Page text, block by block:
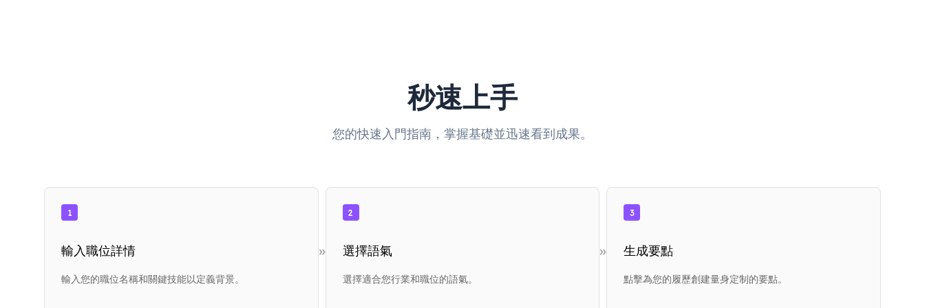
秒速上手
您的快速入門指南，掌握基礎並迅速看到成果。
1
輸入職位詳情
輸入您的職位名稱和關鍵技能以定義背景。
»
2
選擇語氣
選擇適合您行業和職位的語氣。
»
3
生成要點
點擊為您的履歷創建量身定制的要點。